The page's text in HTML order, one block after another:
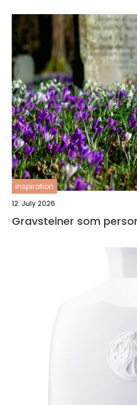
inspiration
12. July 2026
Gravsteiner som